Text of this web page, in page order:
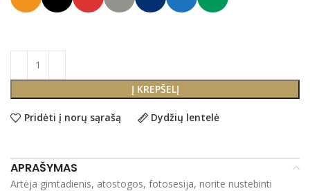
Į KREPŠELĮ
Pridėti į norų sąrašą Dydžių lentelė
APRAŠYMAS
Artėja gimtadienis, atostogos, fotosesija, norite nustebinti